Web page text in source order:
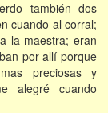
también dos
cuando al corral;
la maestra; eran
por allí porque
preciosas y
alegré cuando